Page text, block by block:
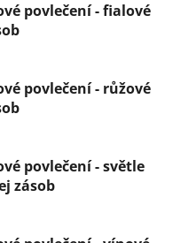
povlečení - fialové
povlečení - růžové
povlečení - světle
zásob